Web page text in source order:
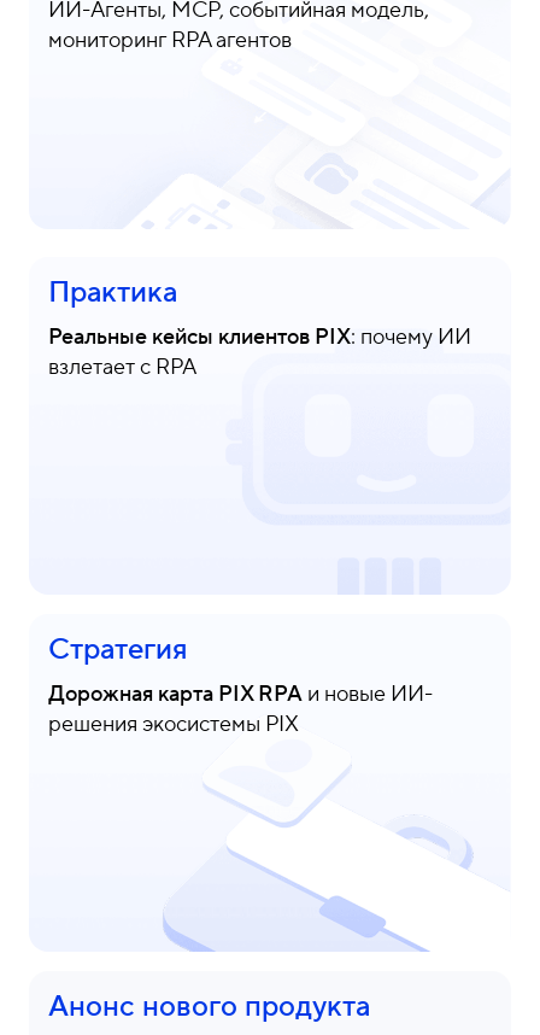
ИИ-Агенты, MCP, событийная модель,
мониторинг RPA агентов
Практика
Реальные кейсы клиентов PIX: почему ИИ
взлетает с RPA
Стратегия
Дорожная карта PIX RPA и новые ИИ-
решения экосистемы PIX
Анонс нового продукта